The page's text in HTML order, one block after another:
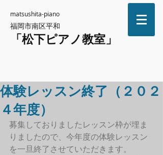
matsushita-piano
福岡市南区平和
「松下ピアノ教室」
体験レッスン終了（２０２
４年度）
募集しておりましたレッスン枠が埋ま
りましたので、今年度の体験レッスン
を一旦終了させていただきます。